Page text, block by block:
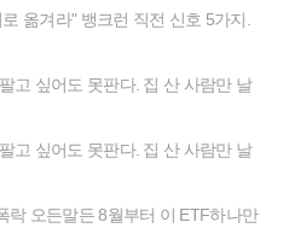
옮겨라" 뱅크런 직전 신호 5가지.
고 싶어도 못판다. 집 산 사람만 날
고 싶어도 못판다. 집 산 사람만 날
락 오든말든 8월부터 이 ETF하나만